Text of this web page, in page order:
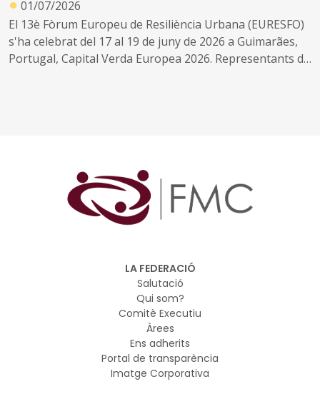
01/07/2026
El 13è Fòrum Europeu de Resiliència Urbana (EURESFO)
s'ha celebrat del 17 al 19 de juny de 2026 a Guimarães,
Portugal, Capital Verda Europea 2026. Representants de
LA FEDERACIÓ
Salutació
Qui som?
Comitè Executiu
Àrees
Ens adherits
Portal de transparència
Imatge Corporativa